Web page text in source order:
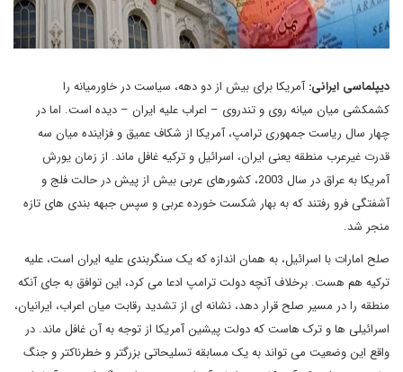
دیپلماسی ایرانی:آمریکا برای بیش از دو دهه، سیاست در خاورمیانه را
کشمکشی میان میانه روی و تندروی – اعراب علیه ایران – دیده است. اما در
چهار سال ریاست جمهوری ترامپ، آمریکا از شکاف عمیق و فزاینده میان سه
قدرت غیرعرب منطقه یعنی ایران، اسرائیل و ترکیه غافل ماند. از زمان یورش
آمریکا به عراق در سال 2003، کشورهای عربی بیش از پیش در حالت فلج و
آشفتگی فرو رفتند که به بهار شکست خورده عربی و سپس جبهه بندی های تازه
منجر شد.
صلح امارات با اسرائیل، به همان اندازه که یک سنگربندی علیه ایران است، علیه
ترکیه هم هست. برخلاف آنچه دولت ترامپ ادعا می کرد، این توافق به جای آنکه
منطقه را در مسیر صلح قرار دهد، نشانه ای از تشدید رقابت میان اعراب، ایرانیان،
اسرائیلی ها و ترک هاست که دولت پیشین آمریکا از توجه به آن غافل ماند. در
واقع این وضعیت می تواند به یک مسابقه تسلیحاتی بزرگتر و خطرناکتر و جنگ